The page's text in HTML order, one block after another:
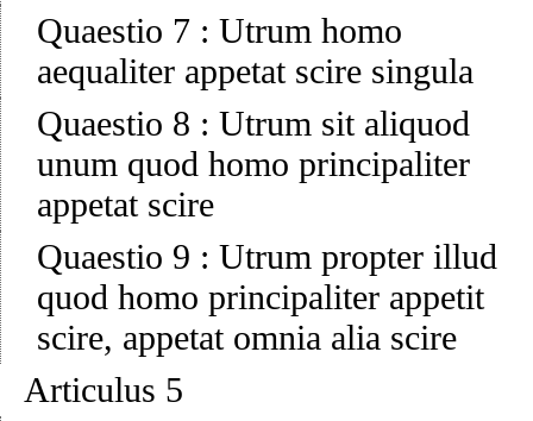
Quaestio 7 : Utrum homo
aequaliter appetat scire singula
Quaestio 8 : Utrum sit aliquod
unum quod homo principaliter
appetat scire
Quaestio 9 : Utrum propter illud
quod homo principaliter appetit
scire, appetat omnia alia scire
Articulus 5